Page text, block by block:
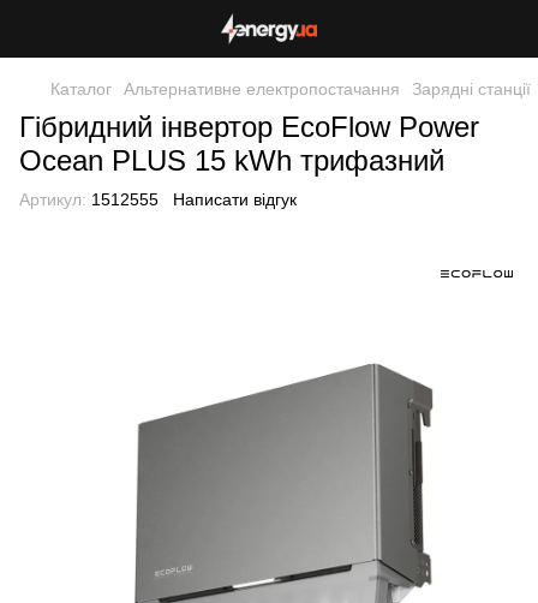
Каталог Альтернативне електропостачання Зарядні станції
Гібридний інвертор EcoFlow Power
Ocean PLUS 15 kWh трифазний
Артикул: 1512555 Написати відгук